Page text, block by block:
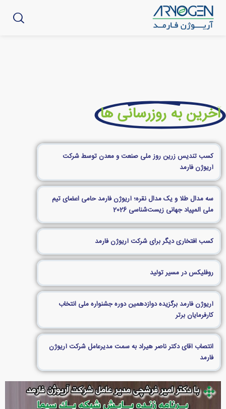
آخرین به روزرسانی ها
کسب تندیس زرین روز ملی صنعت و معدن توسط شرکت
آریوژن فارمد
سه مدال طلا و یک مدال نقره؛ آریوژن فارمد حامی اعضای تیم
ملی المپیاد جهانی زیست‌شناسی 2026
کسب افتخاری دیگر برای شرکت آریوژن فارمد
روفلیکس در مسیر تولید
آریوژن فارمد برگزیده دوازدهمین دوره جشنواره ملی انتخاب
کارفرمایان برتر
انتصاب آقای دکتر ناصر هیراد به سمت مدیرعامل شرکت آریوژن
فارمد